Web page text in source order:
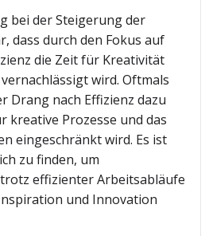
bei der Steigerung der
dass durch den Fokus auf
die Zeit für Kreativität
wird. Oftmals
Drang nach Effizienz dazu
kreative Prozesse und das
eingeschränkt wird. Es ist
zu finden, um
effizienter Arbeitsabläufe
und Innovation